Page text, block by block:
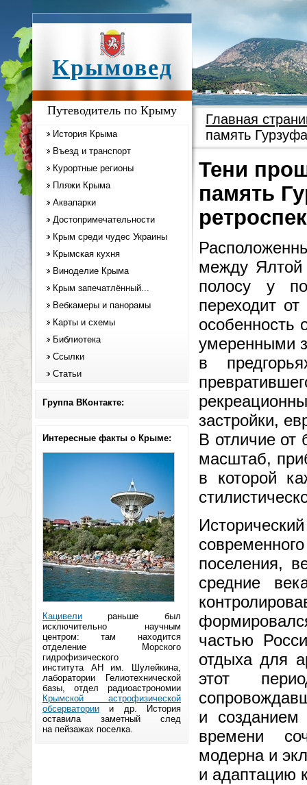
Крымовед
Путеводитель по Крыму
История Крыма
Въезд и транспорт
Курортные регионы
Пляжи Крыма
Аквапарки
Достопримечательности
Крым среди чудес Украины
Крымская кухня
Виноделие Крыма
Крым запечатлённый...
Вебкамеры и панорамы
Карты и схемы
Библиотека
Ссылки
Статьи
Группа ВКонтакте:
Интересные факты о Крыме:
Кацивели раньше был
исключительно научным
центром: там находится
отделение Морского
гидрофизического
института АН им. Шулейкина,
лаборатории Гелиотехнической
базы, отдел радиоастрономии
Крымской астрофизической
обсерватории и др. История
оставила заметный след
на пейзажах поселка.
Главная
память
Тени
память
между Ялтой
полосу у
переходит
особенность
умеренными
в
застройки,
В отличие от
масштаб,
в которой
поселения,
средние
частью
отдыха для
этот
и созданием
времени
модерна и
и адаптацию